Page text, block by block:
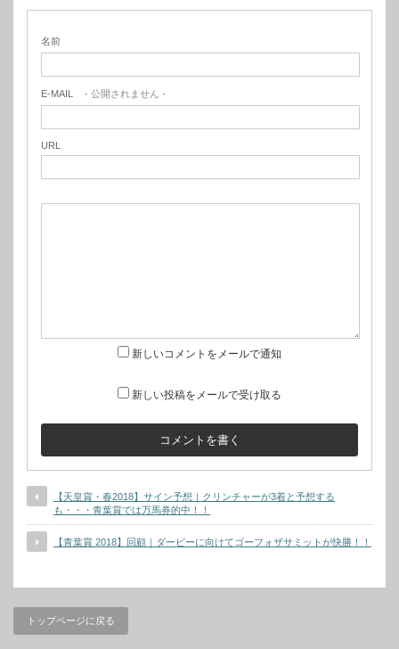
名前
E-MAIL - 公開されません -
URL
新しいコメントをメールで通知
新しい投稿をメールで受け取る
【天皇賞・春2018】サイン予想｜クリンチャーが3着と予想する
も・・・青葉賞では万馬券的中！！
【青葉賞 2018】回顧｜ダービーに向けてゴーフォザサミットが快勝！！
トップページに戻る